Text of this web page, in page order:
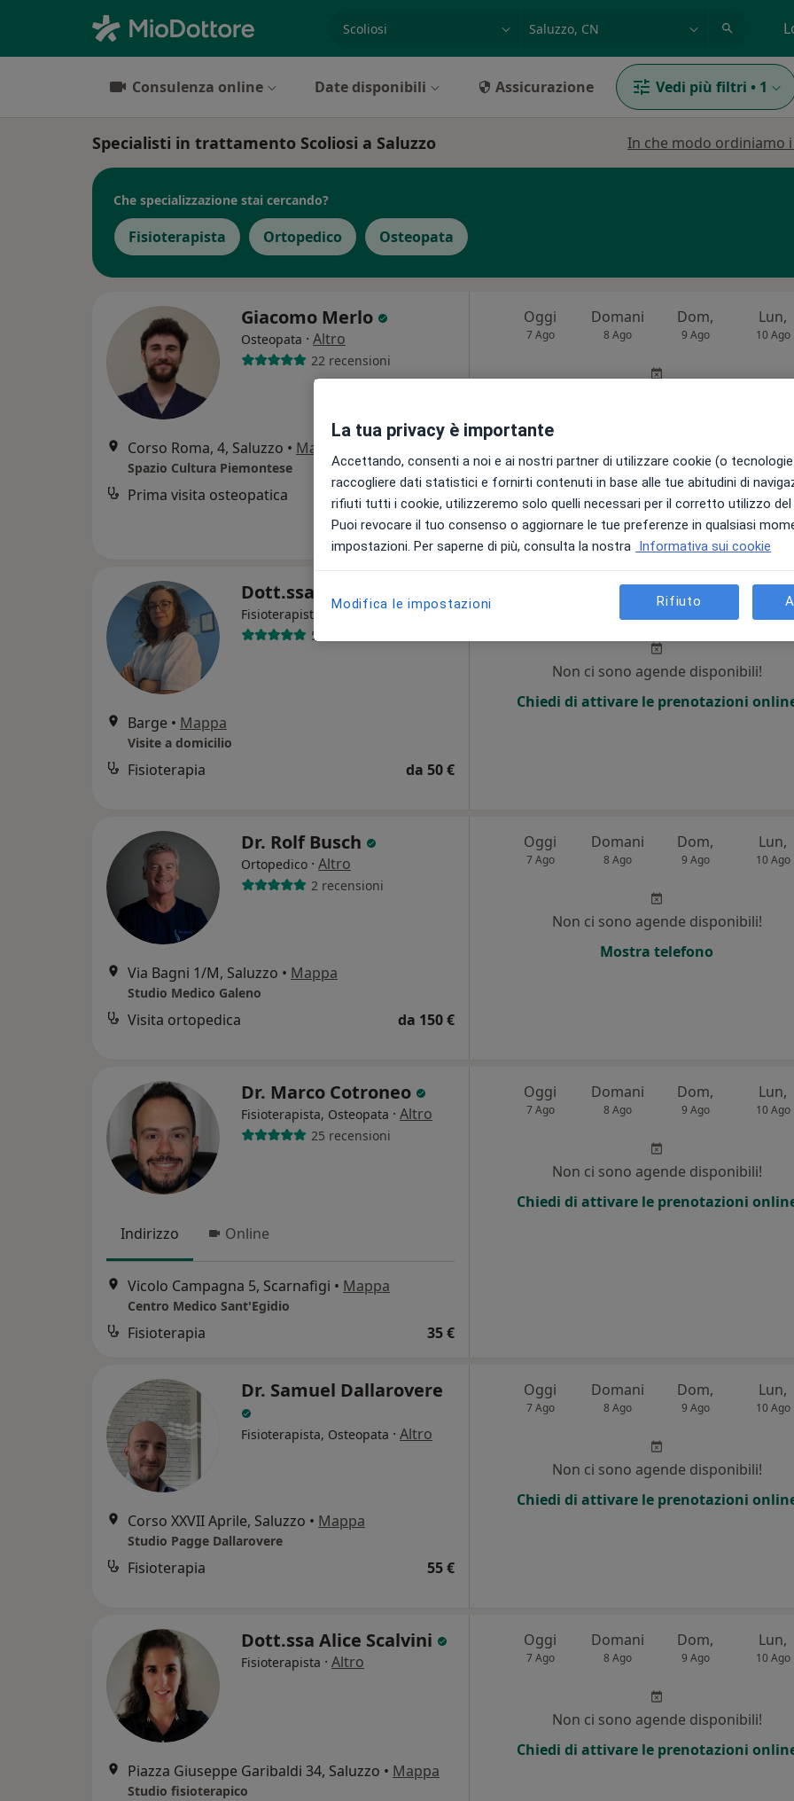
Consulenza online Date disponibili Assicurazione Vedi più filtri • 1
Specialisti in trattamento Scoliosi a Saluzzo In che modo ordiniamo
Che specializzazione stai cercando?
Fisioterapista Ortopedico Osteopata
Giacomo Merlo
Osteopata · Altro
22 recensioni
Corso Roma, 4, Saluzzo • Mappa
Spazio Cultura Piemontese
Prima visita osteopatica 50 €
Oggi
7 Ago
Domani
8 Ago
Dom,
9 Ago
Lun,
10 Ago
Chiedi di attivare le prenotazioni online
Dott.ssa Lucia Aimar
Fisioterapista Altro
5 recensioni
Barge • Mappa
Visite a domicilio
Fisioterapia da 50 €
Domani Dom,
9 Ago 10 Ago
Non ci sono agende disponibili!
Chiedi di attivare le prenotazioni
Dr. Rolf Busch
Ortopedico · Altro
2 recensioni
Via Bagni 1/M, Saluzzo • Mappa
Studio Medico Galeno
Visita ortopedica da 150 €
Oggi
7 Ago
Domani
8 Ago
Dom,
9 Ago
Lun,
10 Ago
Non ci sono agende disponibili!
Mostra telefono
Dr. Marco Cotroneo
Fisioterapista, Osteopata · Altro
25 recensioni
Indirizzo Online
Vicolo Campagna 5, Scarnafigi • Mappa
Centro Medico Sant'Egidio
Fisioterapia 35 €
Oggi
7 Ago
Domani
8 Ago
Dom,
9 Ago
Lun,
10 Ago
Non ci sono agende disponibili!
Chiedi di attivare le prenotazioni
Dr. Samuel Dallarovere
Fisioterapista, Osteopata · Altro
Corso XXVII Aprile, Saluzzo • Mappa
Studio Pagge Dallarovere
Fisioterapia 55 €
Oggi
7 Ago
Domani
8 Ago
Dom,
9 Ago
Lun,
10 Ago
Non ci sono agende disponibili!
Chiedi di attivare le prenotazioni
Dott.ssa Alice Scalvini
Fisioterapista · Altro
Piazza Giuseppe Garibaldi 34, Saluzzo • Mappa
Studio fisioterapico
Oggi
7 Ago
Domani
8 Ago
Dom,
9 Ago
Lun,
10 Ago
Non ci sono agende disponibili!
Chiedi di attivare le prenotazioni
La tua privacy è importante
Accettando, consenti a noi e ai nostri partner di utilizzare cookie (o
raccogliere dati statistici e fornirti contenuti in base alle tue abitudini di
rifiuti tutti i cookie, utilizzeremo solo quelli necessari per il corretto utilizzo
Puoi revocare il tuo consenso o aggiornare le tue preferenze in qualsiasi
impostazioni. Per saperne di più, consulta la nostra Informativa sui cookie
Modifica le impostazioni Rifiuto